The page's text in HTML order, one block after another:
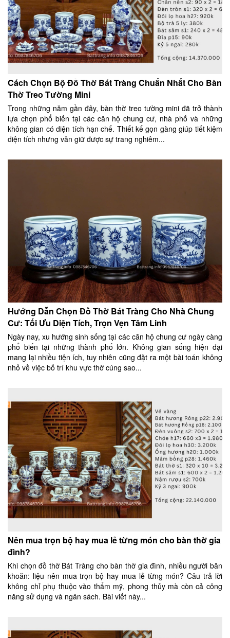
Cách Chọn Bộ Đồ Thờ Bát Tràng Chuẩn Nhất Cho Bàn
Thờ Treo Tường Mini
Trong những năm gần đây, bàn thờ treo tường mini đã trở thành
lựa chọn phổ biến tại các căn hộ chung cư, nhà phố và những
không gian có diện tích hạn chế. Thiết kế gọn gàng giúp tiết kiệm
diện tích nhưng vẫn giữ được sự trang nghiêm...
Hướng Dẫn Chọn Đồ Thờ Bát Tràng Cho Nhà Chung
Cư: Tối Ưu Diện Tích, Trọn Vẹn Tâm Linh
Ngày nay, xu hướng sinh sống tại các căn hộ chung cư ngày càng
phổ biến tại những thành phố lớn. Không gian sống hiện đại
mang lại nhiều tiện ích, tuy nhiên cũng đặt ra một bài toán không
nhỏ về việc bố trí khu vực thờ cúng sao...
Nên mua trọn bộ hay mua lẻ từng món cho bàn thờ gia
đình?
Khi chọn đồ thờ Bát Tràng cho bàn thờ gia đình, nhiều người băn
khoăn: liệu nên mua trọn bộ hay mua lẻ từng món? Câu trả lời
không chỉ phụ thuộc vào thẩm mỹ, phong thủy mà còn cả công
năng sử dụng và ngân sách. Bài viết này...